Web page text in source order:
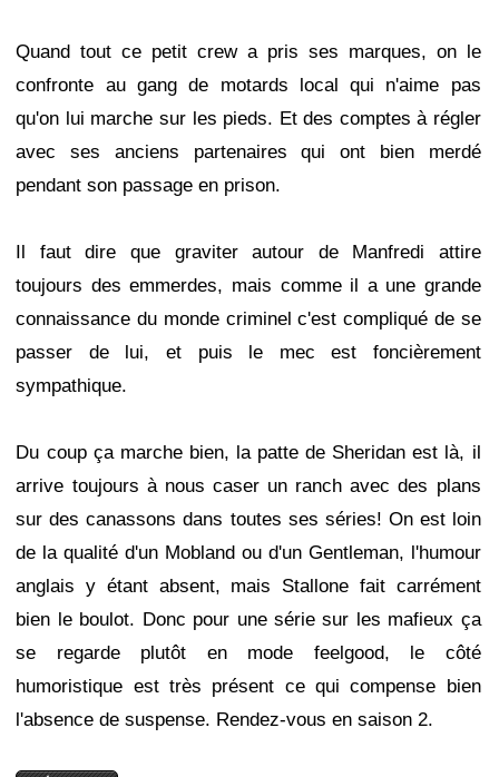
Quand tout ce petit crew a pris ses marques, on le
confronte au gang de motards local qui n'aime pas
qu'on lui marche sur les pieds. Et des comptes à régler
avec ses anciens partenaires qui ont bien merdé
pendant son passage en prison.
Il faut dire que graviter autour de Manfredi attire
toujours des emmerdes, mais comme il a une grande
connaissance du monde criminel c'est compliqué de se
passer de lui, et puis le mec est foncièrement
sympathique.
Du coup ça marche bien, la patte de Sheridan est là, il
arrive toujours à nous caser un ranch avec des plans
sur des canassons dans toutes ses séries! On est loin
de la qualité d'un Mobland ou d'un Gentleman, l'humour
anglais y étant absent, mais Stallone fait carrément
bien le boulot. Donc pour une série sur les mafieux ça
se regarde plutôt en mode feelgood, le côté
humoristique est très présent ce qui compense bien
l'absence de suspense. Rendez-vous en saison 2.